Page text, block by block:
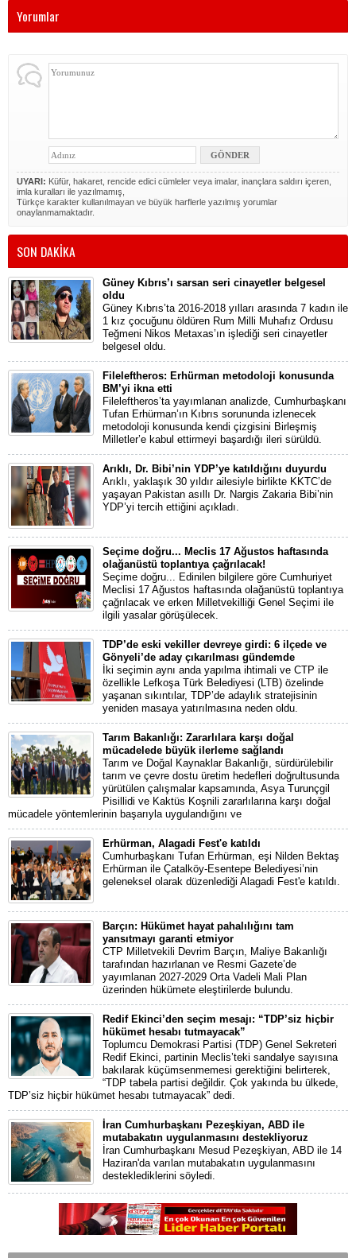
Yorumlar
UYARI: Küfür, hakaret, rencide edici cümleler veya imalar, inançlara saldırı içeren,
imla kuralları ile yazılmamış,
Türkçe karakter kullanılmayan ve büyük harflerle yazılmış yorumlar
onaylanmamaktadır.
SON DAKİKA
Güney Kıbrıs’ı sarsan seri cinayetler belgesel
oldu
Güney Kıbrıs’ta 2016-2018 yılları arasında 7 kadın ile
1 kız çocuğunu öldüren Rum Milli Muhafız Ordusu
Teğmeni Nikos Metaxas’ın işlediği seri cinayetler
belgesel oldu.
Fileleftheros: Erhürman metodoloji konusunda
BM’yi ikna etti
Fileleftheros’ta yayımlanan analizde, Cumhurbaşkanı
Tufan Erhürman’ın Kıbrıs sorununda izlenecek
metodoloji konusunda kendi çizgisini Birleşmiş
Milletler’e kabul ettirmeyi başardığı ileri sürüldü.
Arıklı, Dr. Bibi’nin YDP’ye katıldığını duyurdu
Arıklı, yaklaşık 30 yıldır ailesiyle birlikte KKTC’de
yaşayan Pakistan asıllı Dr. Nargis Zakaria Bibi’nin
YDP’yi tercih ettiğini açıkladı.
Seçime doğru... Meclis 17 Ağustos haftasında
olağanüstü toplantıya çağrılacak!
Seçime doğru... Edinilen bilgilere göre Cumhuriyet
Meclisi 17 Ağustos haftasında olağanüstü toplantıya
çağrılacak ve erken Milletvekilliği Genel Seçimi ile
ilgili yasalar görüşülecek.
TDP’de eski vekiller devreye girdi: 6 ilçede ve
Gönyeli’de aday çıkarılması gündemde
İki seçimin aynı anda yapılma ihtimali ve CTP ile
özellikle Lefkoşa Türk Belediyesi (LTB) özelinde
yaşanan sıkıntılar, TDP’de adaylık stratejisinin
yeniden masaya yatırılmasına neden oldu.
Tarım Bakanlığı: Zararlılara karşı doğal
mücadelede büyük ilerleme sağlandı
Tarım ve Doğal Kaynaklar Bakanlığı, sürdürülebilir
tarım ve çevre dostu üretim hedefleri doğrultusunda
yürütülen çalışmalar kapsamında, Asya Turunçgil
Pisillidi ve Kaktüs Koşnili zararlılarına karşı doğal
mücadele yöntemlerinin başarıyla uygulandığını ve
Erhürman, Alagadi Fest'e katıldı
Cumhurbaşkanı Tufan Erhürman, eşi Nilden Bektaş
Erhürman ile Çatalköy-Esentepe Belediyesi’nin
geleneksel olarak düzenlediği Alagadi Fest'e katıldı.
Barçın: Hükümet hayat pahalılığını tam
yansıtmayı garanti etmiyor
CTP Milletvekili Devrim Barçın, Maliye Bakanlığı
tarafından hazırlanan ve Resmi Gazete’de
yayımlanan 2027-2029 Orta Vadeli Mali Plan
üzerinden hükümete eleştirilerde bulundu.
Redif Ekinci’den seçim mesajı: “TDP’siz hiçbir
hükümet hesabı tutmayacak”
Toplumcu Demokrasi Partisi (TDP) Genel Sekreteri
Redif Ekinci, partinin Meclis’teki sandalye sayısına
bakılarak küçümsenmemesi gerektiğini belirterek,
“TDP tabela partisi değildir. Çok yakında bu ülkede,
TDP’siz hiçbir hükümet hesabı tutmayacak” dedi.
İran Cumhurbaşkanı Pezeşkiyan, ABD ile
mutabakatın uygulanmasını destekliyoruz
İran Cumhurbaşkanı Mesud Pezeşkiyan, ABD ile 14
Haziran'da varılan mutabakatın uygulanmasını
desteklediklerini söyledi.